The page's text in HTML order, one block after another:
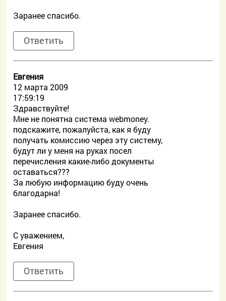
Заранее спасибо.
Ответить
Евгения
12 марта 2009
17:59:19
Здравствуйте!
Мне не понятна система webmoney.
подскажите, пожалуйста, как я буду
получать комиссию через эту систему,
будут ли у меня на руках посел
перечисления какие-либо документы
оставаться???
За любую информацию буду очень
благодарна!
Заранее спасибо.
С уважением,
Евгения
Ответить